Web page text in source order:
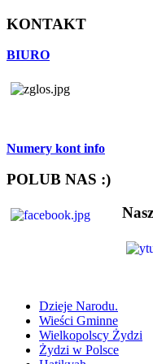
KONTAKT
BIURO
Numery kont info
POLUB NAS :)
Dzieje Narodu.
Wieści Gminne
Wielkopolscy Żydzi
Żydzi w Polsce